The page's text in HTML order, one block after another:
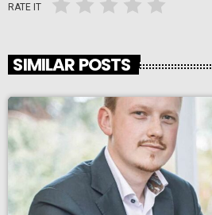
RATE IT
SIMILAR POSTS